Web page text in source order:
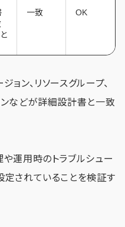
一致 OK
ン、リソースグループ、
ンなどが詳細設計書と一致
や運用時のトラブルシュー
定されていることを検証す